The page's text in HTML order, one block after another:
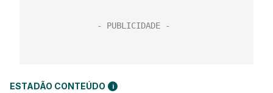
ESTADÃO CONTEÚDO i